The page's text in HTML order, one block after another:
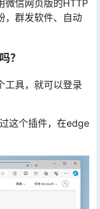
微信网页版的HTTP
，群发软件、自动
？
工具，就可以登录
这个插件，在edge